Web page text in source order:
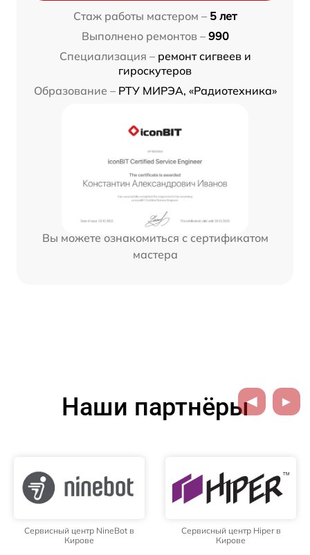
Стаж работы мастером – 5 лет
Выполнено ремонтов – 990
Специализация – ремонт сигвеев и
гироскутеров
Образование – РТУ МИРЭА, «Радиотехника»
Вы можете ознакомиться с сертификатом
мастера
Наши партнёры
Сервисный центр NineBot в
Кирове
Сервисный центр Hiper в
Кирове